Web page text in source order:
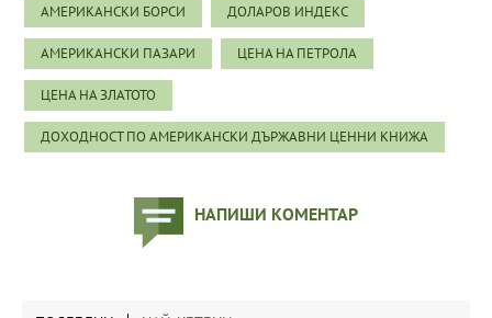
АМЕРИКАНСКИ БОРСИ ДОЛАРОВ ИНДЕКС
АМЕРИКАНСКИ ПАЗАРИ ЦЕНА НА ПЕТРОЛА
ЦЕНА НА ЗЛАТОТО
ДОХОДНОСТ ПО АМЕРИКАНСКИ ДЪРЖАВНИ ЦЕННИ КНИЖА
НАПИШИ КОМЕНТАР